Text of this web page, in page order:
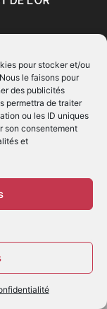
pour stocker et/ou
le faisons pour
des publicités
permettra de traiter
ou les ID uniques
son consentement
et
| Tous Droits